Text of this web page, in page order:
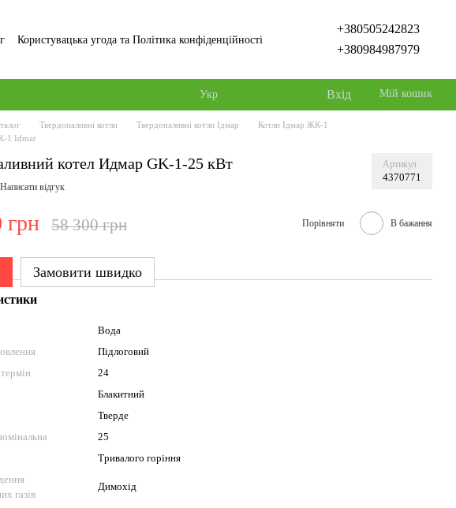
Користувацька угода та Політика конфіденційності
+380505242823
+380984987979
Укр Вхід Мій кошик
Твердопаливні котли Твердопаливні котли Ідмар
Котли Ідмар ЖК-1
1 Idmar
котел Идмар GK-1-25 кВт Артикул
4370771
Написати відгук
грн 58 300 грн Порівняти В бажання
Замовити швидко
Вода
Підлоговий
24
Блакитний
Тверде
25
Тривалого горіння
газів
Димохід